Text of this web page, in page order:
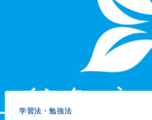
学習法・勉強法